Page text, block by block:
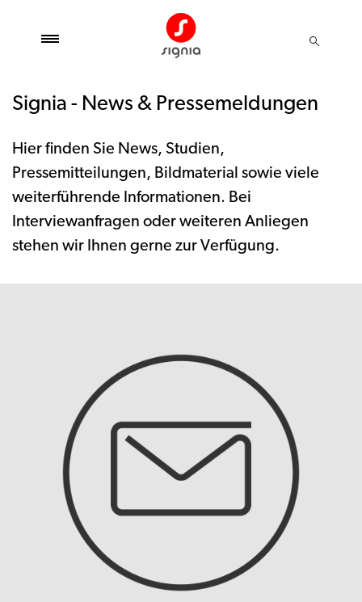
Signia - News & Pressemeldungen
Hier finden Sie News, Studien,
Pressemitteilungen, Bildmaterial sowie viele
weiterführende Informationen. Bei
Interviewanfragen oder weiteren Anliegen
stehen wir Ihnen gerne zur Verfügung.